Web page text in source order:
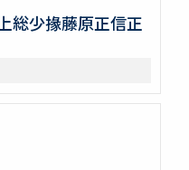
総少掾藤原正信正